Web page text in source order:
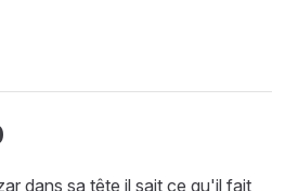
dans sa tête il sait ce qu'il fait